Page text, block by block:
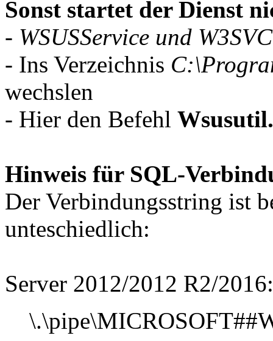
Sonst startet der Dienst
- WSUSService und W3SVC
- Ins Verzeichnis
wechslen
- Hier den Befehl
Hinweis für SQL-
Der Verbindungsstring ist
unteschiedlich:
Server 2012/2012 R2/2016: